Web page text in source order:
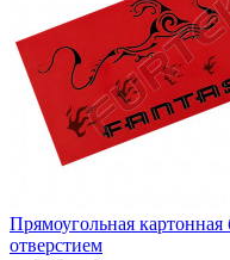
Прямоугольная картонная
отверстием